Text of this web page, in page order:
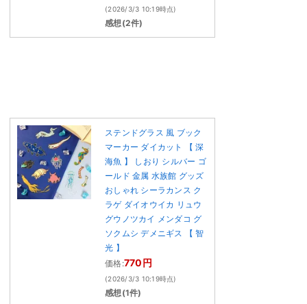
(2026/3/3 10:19時点)
感想(2件)
ステンドグラス 風 ブック
マーカー ダイカット 【 深
海魚 】 しおり シルバー ゴ
ールド 金属 水族館 グッズ
おしゃれ シーラカンス ク
ラゲ ダイオウイカ リュウ
グウノツカイ メンダコ グ
ソクムシ デメニギス 【 智
光 】
価格:770円
(2026/3/3 10:19時点)
感想(1件)